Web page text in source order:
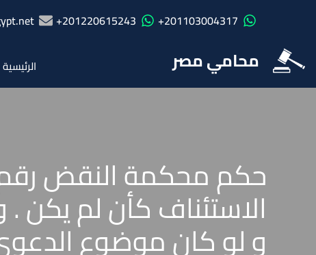
201103004317+
201220615243+
محامي مصر الرئيسية
الاستئناف كأن لم
و لو كان موضوع